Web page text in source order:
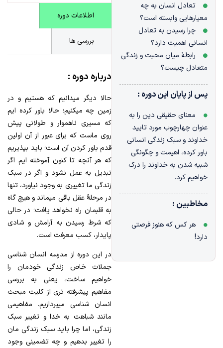
تعادل انسان به چه
معیارهایی وابسته است؟
چرا رسیدن به تعادل
انسانی اهمیت دارد؟
رابطۀ میان محبت و زندگی
متعادل چیست؟
پس از پایان این دوره :
معنای حقیقی دین را به
عنوان چهارچوب مورد تایید
خداوند و سبک زندگی انسانی
باور کرده، اهیمت و چگونگی
شبیه شدن به خداوند را درک
خواهیم کرد.
مخاطبین :
هر کس که هنوز فرصتی
دارد!
اطلاعات دوره
بررسی ها
درباره دوره :
حالا دیگر میدانیم که هستیم و در
زمین چه میکنیم؛ حالا باور کرده ایم
که مسیری ناهموار و طولانی پیش
روی ماست که برای عبور از آن اولین
قدم باور کردن آن است؛ باید بپذیریم
که هر آنچه تا کنون آموخته ایم اگر
تبدیل به عمل نشود و اگر در سبک
زندگی ما تغییری به وجود نیاورد، تنها
در مرحلۀ عقل باقی میماند و هیچ گاه
به قلبمان راه نخواهد یافت؛ در حالی
که شرط رسیدن به آرامش و شادی
پایدار، کسب معرفت است.
در این دوره از مدرسه انسان شناسی
جملات خاص زندگی خودمان را
خواهیم ساخت، یعنی به بررسی
مفاهیم پیشرفته تری از کلیت مبحث
انسان شناسی میپردازیم. مفاهیمی
مانند شباهت به خدا و تغییر سبک
زندگی، اما چرا باید سبک زندگی مان
را تغییر بدهیم و چه تضمینی وجود